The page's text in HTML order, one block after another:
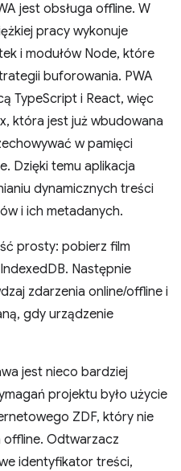
jest obsługa offline. W
pracy wykonuje
i modułów Node, które
buforowania. PWA
TypeScript i React, więc
która jest już wbudowana
w pamięci
Dzięki temu aplikacja
dynamicznych treści
i ich metadanych.
prosty: pobierz film
Następnie
zdarzenia online/offline i
gdy urządzenie
jest nieco bardziej
projektu było użycie
ZDF, który nie
Odtwarzacz
identyfikator treści,